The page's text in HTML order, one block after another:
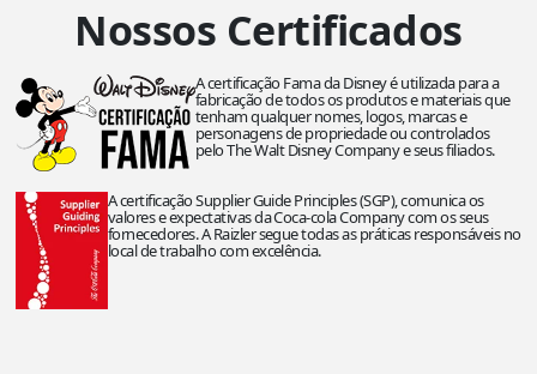
Nossos Certificados
A certificação Fama da Disney é utilizada para a
fabricação de todos os produtos e materiais que
tenham qualquer nomes, logos, marcas e
personagens de propriedade ou controlados
pelo The Walt Disney Company e seus filiados.
A certificação Supplier Guide Principles (SGP), comunica os
valores e expectativas da Coca-cola Company com os seus
fornecedores. A Raizler segue todas as práticas responsáveis no
local de trabalho com excelência.